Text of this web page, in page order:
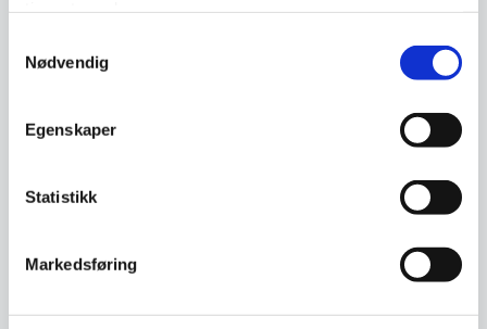
Nødvendig
Egenskaper
Statistikk
Markedsføring
Overvannshåndtering